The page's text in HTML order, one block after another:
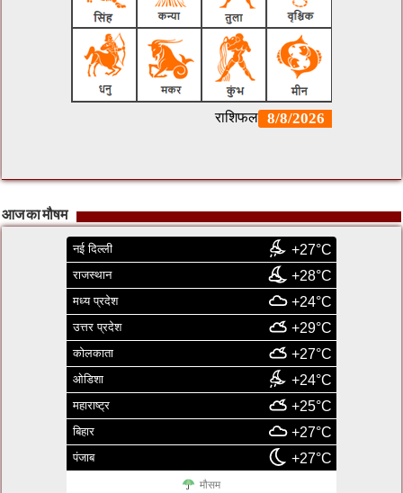
आज का मौषम
नई दिल्ली +27°C
राजस्थान +28°C
मध्य प्रदेश +24°C
उत्तर प्रदेश +29°C
कोलकाता +27°C
ओडिशा +24°C
महाराष्ट्र +25°C
बिहार +27°C
पंजाब +27°C
मौसम